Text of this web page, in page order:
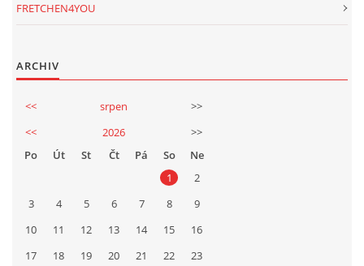
FRETCHEN4YOU
ARCHIV
<< srpen
>>
<<
2026
>>
Po
Út St Čt Pá So
Ne
1
2
3
4 5 6 7 8
9
10
11 12 13 14 15
16
17
18 19 20 21 22 23